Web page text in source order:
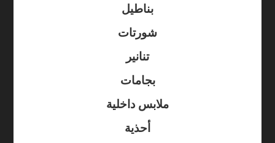
بناطيل
شورتات
تنانير
بجامات
ملابس داخلية
أحذية